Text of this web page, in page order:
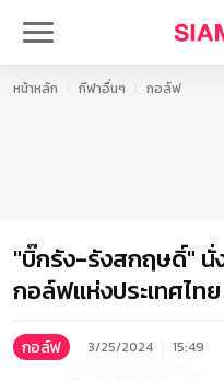
หน้าหลัก กีฬาอื่นๆ กอล์ฟ
"บิ๊กรัง-รังสกฤษดิ์" นั่
กอล์ฟแห่งประเทศไท
กอล์ฟ 3/25/2024 15:49